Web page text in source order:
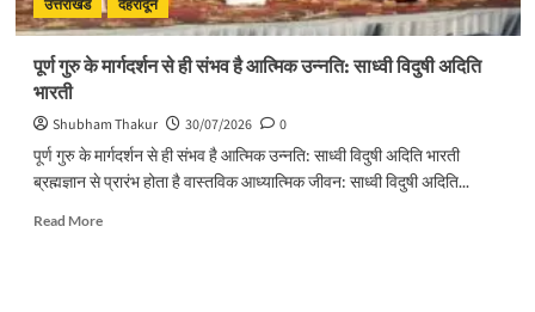
मुख्यमंत्री
उत्तराखंड देहरादून
पूर्ण गुरु के मार्गदर्शन से ही संभव है आत्मिक उन्नति: साध्वी विदुषी अदिति
भारती
Shubham Thakur 30/07/2026
0
पूर्ण गुरु के मार्गदर्शन से ही संभव है आत्मिक उन्नति: साध्वी विदुषी अदिति भारती
ब्रह्मज्ञान से प्रारंभ होता है वास्तविक आध्यात्मिक जीवन: साध्वी विदुषी अदिति...
Read MoreRead